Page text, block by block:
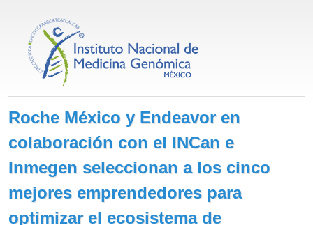
Roche México y Endeavor en
colaboración con el INCan e
Inmegen seleccionan a los cinco
mejores emprendedores para
optimizar el ecosistema de